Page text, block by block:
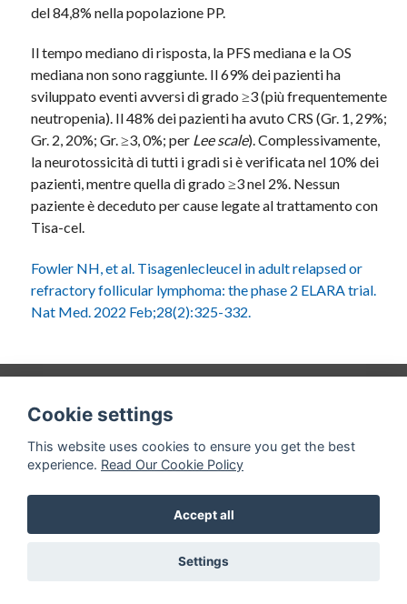
del 84,8% nella popolazione PP.
Il tempo mediano di risposta, la PFS mediana e la OS
mediana non sono raggiunte. Il 69% dei pazienti ha
sviluppato eventi avversi di grado ≥3 (più frequentemente
neutropenia). Il 48% dei pazienti ha avuto CRS (Gr. 1, 29%;
Gr. 2, 20%; Gr. ≥3, 0%; per Lee scale). Complessivamente,
la neurotossicità di tutti i gradi si è verificata nel 10% dei
pazienti, mentre quella di grado ≥3 nel 2%. Nessun
paziente è deceduto per cause legate al trattamento con
Tisa-cel.
Fowler NH, et al. Tisagenlecleucel in adult relapsed or
refractory follicular lymphoma: the phase 2 ELARA trial.
Nat Med. 2022 Feb;28(2):325-332.
Accademia Nazionale di Medicina
Privacy policy| Realizzato da
Torna su
Cookie settings
This website uses cookies to ensure you get the best
experience. Read Our Cookie Policy
Accept all
Settings